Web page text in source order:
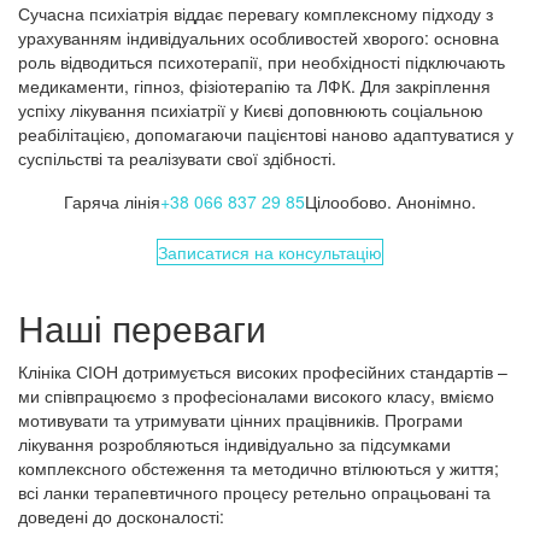
Сучасна психіатрія віддає перевагу комплексному підходу з
урахуванням індивідуальних особливостей хворого: основна
роль відводиться психотерапії, при необхідності підключають
медикаменти, гіпноз, фізіотерапію та ЛФК. Для закріплення
успіху лікування психіатрії у Києві доповнюють соціальною
реабілітацією, допомагаючи пацієнтові наново адаптуватися у
суспільстві та реалізувати свої здібності.
Гаряча лінія+38 066 837 29 85Цілообово. Анонімно.
Записатися на консультацію
Наші переваги
Клініка СІОН дотримується високих професійних стандартів –
ми співпрацюємо з професіоналами високого класу, вміємо
мотивувати та утримувати цінних працівників. Програми
лікування розробляються індивідуально за підсумками
комплексного обстеження та методично втілюються у життя;
всі ланки терапевтичного процесу ретельно опрацьовані та
доведені до досконалості: